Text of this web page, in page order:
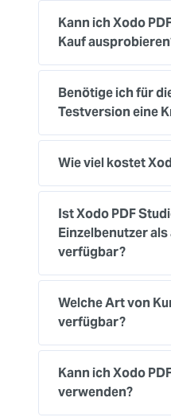
Kann ich Xodo
Kauf
Benötige ich für
Testversion eine
Wie viel kostet
Ist Xodo PDF
Einzelbenutzer
verfügbar?
Welche Art von
verfügbar?
Kann ich Xodo
verwenden?